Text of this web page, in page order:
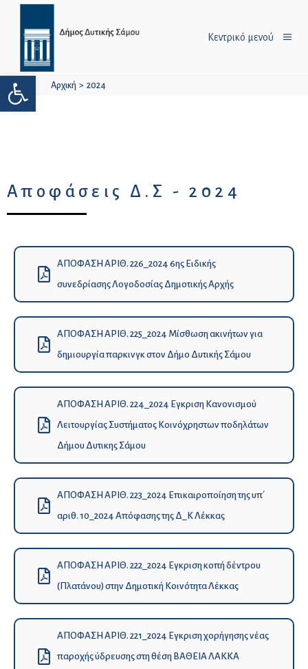
Ανοίξτε τη γραμμή εργαλείων
Κεντρικό μενού
Αρχική > 2024
Αποφάσεις Δ.Σ - 2024
ΑΠΟΦΑΣΗ ΑΡΙΘ. 226_2024 6ης Ειδικής
συνεδρίασης Λογοδοσίας Δημοτικής Αρχής
ΑΠΟΦΑΣΗ ΑΡΙΘ. 225_2024 Μίσθωση ακινήτων για
δημιουργία παρκινγκ στον Δήμο Δυτικής Σάμου
ΑΠΟΦΑΣΗ ΑΡΙΘ. 224_2024 Εγκριση Κανονισμού
Λειτουργίας Συστήματος Κοινόχρηστων ποδηλάτων
Δήμου Δυτικης Σάμου
ΑΠΟΦΑΣΗ ΑΡΙΘ. 223_2024 Επικαιροποίηση της υπ΄
αριθ. 10_2024 Απόφασης της Δ_Κ Λέκκας
ΑΠΟΦΑΣΗ ΑΡΙΘ. 222_2024 Εγκριση κοπή δέντρου
(Πλατάνου) στην Δημοτική Κοινότητα Λέκκας
ΑΠΟΦΑΣΗ ΑΡΙΘ. 221_2024 Εγκριση χορήγησης νέας
παροχής ύδρευσης στη θέση ΒΑΘΕΙΑ ΛΑΚΚΑ